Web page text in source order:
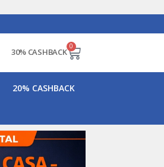
30% CASHBACK
0
20% CASHBACK